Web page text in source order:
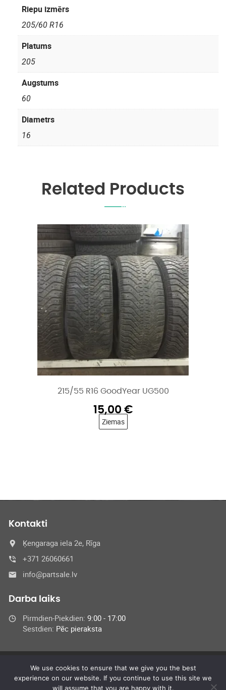
Riepu izmērs
205/60 R16
Platums
205
Augstums
60
Diametrs
16
Related Products
215/55 R16 GoodYear UG500
15,00 €
Ziemas
Kontakti
Ķengaraga iela 2e, Rīga
+371 26060661
info@partsale.lv
Darba laiks
Pirmdien-Piekdien: 9:00 - 17:00
Sestdien: Pēc pieraksta
© 2024 SIA Medel,
All Rights Reserved
We use cookies to ensure that we give you the best
experience on our website. If you continue to use this site we
will assume that you are happy with it.